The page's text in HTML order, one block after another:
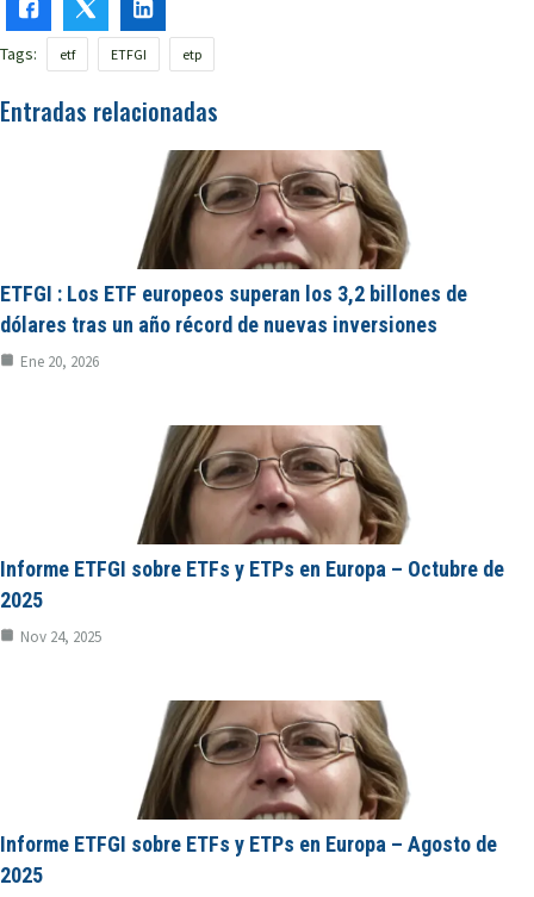
Tags: etf ETFGI etp
Entradas relacionadas
ETFGI : Los ETF europeos superan los 3,2 billones de
dólares tras un año récord de nuevas inversiones
Ene 20, 2026
Informe ETFGI sobre ETFs y ETPs en Europa – Octubre de
2025
Nov 24, 2025
Informe ETFGI sobre ETFs y ETPs en Europa – Agosto de
2025